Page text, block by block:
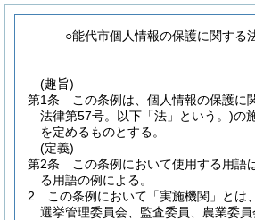
○能代市個人情報の保護に関する
(趣旨)
第1条
この条例は、個人情報の保護に
法律第57号。以下「法」という。)の
を定めるものとする。
(定義)
第2条
この条例において使用する用語
る用語の例による。
2
この条例において「実施機関」とは
選挙管理委員会、監査委員、農業委